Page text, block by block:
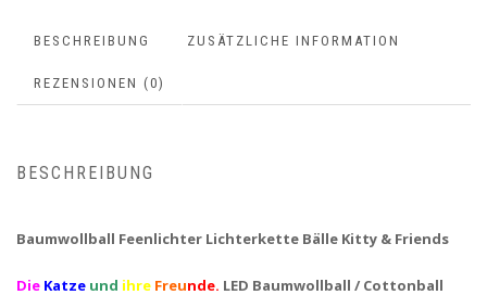
BESCHREIBUNG ZUSÄTZLICHE INFORMATION
REZENSIONEN (0)
BESCHREIBUNG
Baumwollball Feenlichter Lichterkette Bälle Kitty & Friends
Die Katze und ihre Freunde. LED Baumwollball / Cottonball